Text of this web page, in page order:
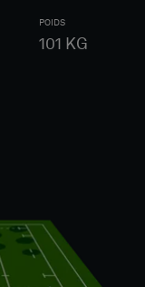
POIDS
101 KG